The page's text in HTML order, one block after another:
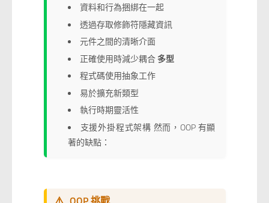
資料和行為捆綁在一起
透過存取修飾符隱藏資訊
元件之間的清晰介面
正確使用時減少耦合多型
程式碼使用抽象工作
易於擴充新類型
執行時期靈活性
支援外掛程式架構 然而，OOP 有顯
著的缺點：